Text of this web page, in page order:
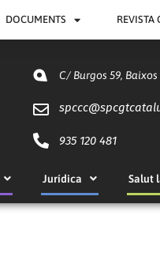
DOCUMENTS REVISTA
C/ Burgos 59,
spccc@
935 120 481
Jurídica Salut